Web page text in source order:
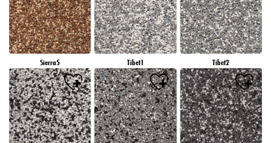
Sierra5 Tibet1 Tibet2